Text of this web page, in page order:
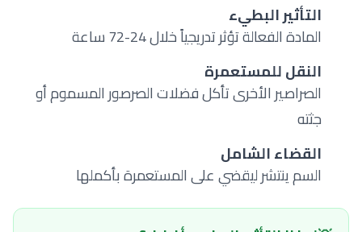
التأثير البطيء
المادة الفعالة تؤثر تدريجياً خلال 24-72 ساعة
النقل للمستعمرة
الصراصير الأخرى تأكل فضلات الصرصور المسموم أو
جثته
القضاء الشامل
السم ينتشر ليقضي على المستعمرة بأكملها